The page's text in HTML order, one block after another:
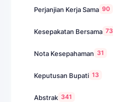
Perjanjian Kerja Sama 90
Kesepakatan Bersama 73
Nota Kesepahaman 31
Keputusan Bupati 13
Abstrak 341